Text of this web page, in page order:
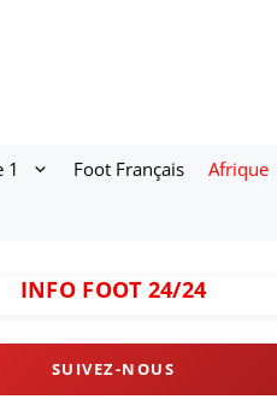
1 Foot Français Afrique
INFO FOOT 24/24